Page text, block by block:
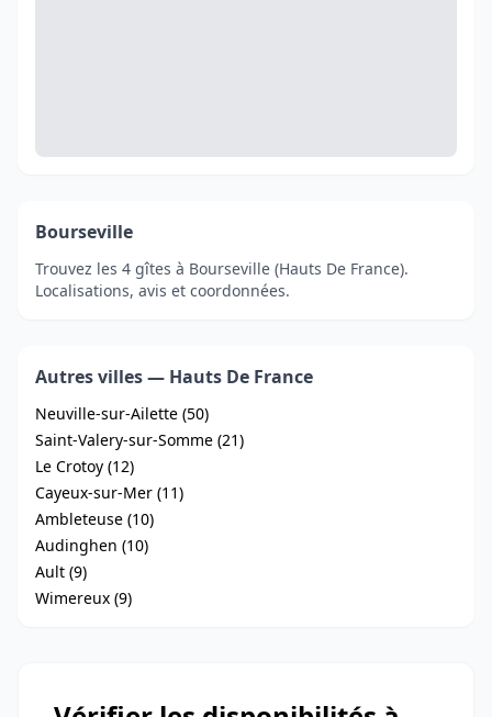
Bourseville
Trouvez les 4 gîtes à Bourseville (Hauts De France).
Localisations, avis et coordonnées.
Autres villes — Hauts De France
Neuville-sur-Ailette (50)
Saint-Valery-sur-Somme (21)
Le Crotoy (12)
Cayeux-sur-Mer (11)
Ambleteuse (10)
Audinghen (10)
Ault (9)
Wimereux (9)